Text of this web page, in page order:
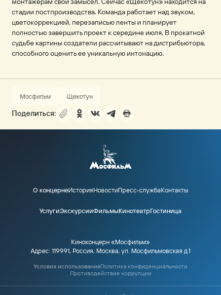
стадии постпроизводства. Команда работает над звуком,
цветокоррекцией, перезаписью ленты и планирует
полностью завершить проект к середине июля. В прокатной
судьбе картины создатели рассчитывают на дистрибьютора,
способного оценить ее уникальную интонацию.
Мосфильм Щекотун
Поделиться:
О концернеИсторияНовостиПресс-службаКонтакты
УслугиЭкскурсииФильмыКинотеатрГостиница
Киноконцерн «Мосфильм»
Адрес: 119991, Россия, Москва, ул. Мосфильмовская д.1
Условия использованияПолитика конфиденциальности
Противодействие коррупции